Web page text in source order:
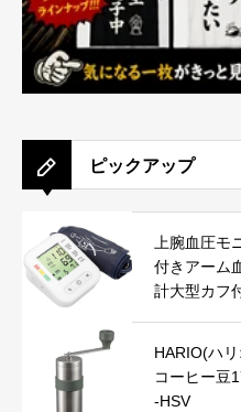
ピックアップ
上腕血圧モ
付きアーム
計大型カフ
HARIO(ハ
コーヒー豆
-HSV